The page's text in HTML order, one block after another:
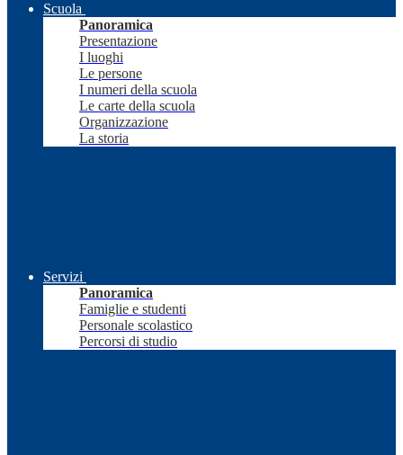
Scuola
Panoramica
Presentazione
I luoghi
Le persone
I numeri della scuola
Le carte della scuola
Organizzazione
La storia
Servizi
Panoramica
Famiglie e studenti
Personale scolastico
Percorsi di studio